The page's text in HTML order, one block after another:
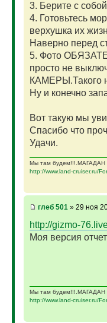
3. Берите с
4. Готовьтесь
верхушка их
Наверно перед
5. Фото
просто не
КАМЕРЫ.Такого
Ну и конечно
Вот такую мы
Спасибо что
Удачи.
Мы там будем!!!.МАГАДАН
http://www.land-cruiser.ru/
глеб 501» 29 ноя
http://gizmo-
Моя версия
Мы там будем!!!.МАГАДАН
http://www.land-cruiser.ru/